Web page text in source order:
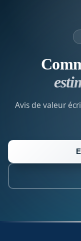
Avis de valeur